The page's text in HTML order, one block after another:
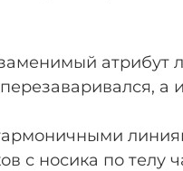
атрибут
а
с носика по телу